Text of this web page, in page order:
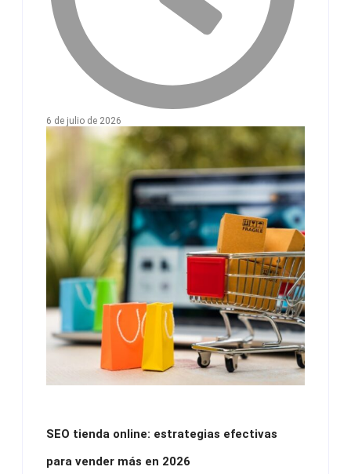
6 de julio de 2026
SEO tienda online: estrategias efectivas
para vender más en 2026